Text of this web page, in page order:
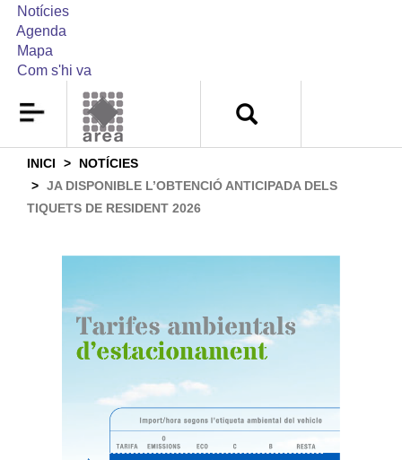
Notícies
Agenda
Mapa
Com s'hi va
INICI
NOTÍCIES
JA DISPONIBLE L’OBTENCIÓ ANTICIPADA DELS
TIQUETS DE RESIDENT 2026